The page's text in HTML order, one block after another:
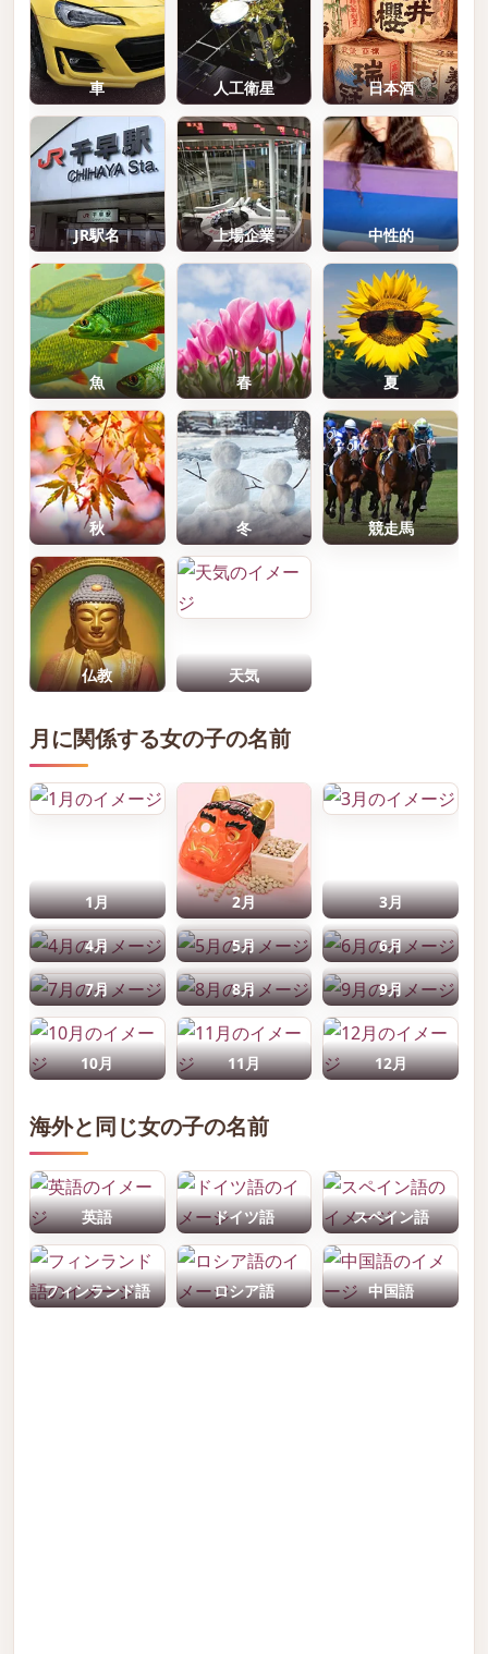
車 人工衛星 日本酒
JR駅名 上場企業 中性的
魚 春 夏
秋 冬 競走馬
仏教 天気
月に関係する女の子の名前
1月 2月 3月
4月 5月 6月
7月 8月 9月
10月 11月 12月
海外と同じ女の子の名前
英語 ドイツ語 スペイン語
フィンランド語 ロシア語 中国語